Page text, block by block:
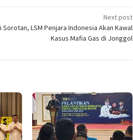
Next post
Sorotan, LSM Penjara Indonesia Akan Kawal
Kasus Mafia Gas di Jonggol